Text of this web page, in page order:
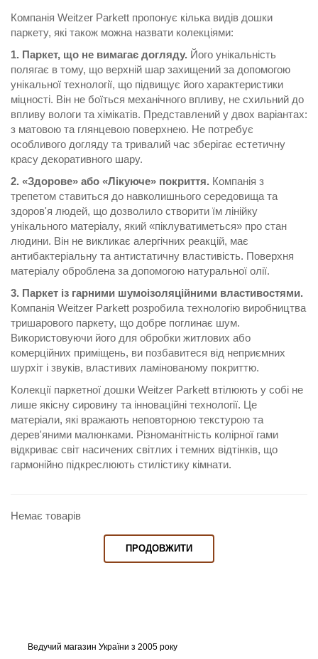
Компанія Weitzer Parkett пропонує кілька видів дошки
паркету, які також можна назвати колекціями:
1. Паркет, що не вимагає догляду. Його унікальність
полягає в тому, що верхній шар захищений за допомогою
унікальної технології, що підвищує його характеристики
міцності. Він не боїться механічного впливу, не схильний до
впливу вологи та хімікатів. Представлений у двох варіантах:
з матовою та глянцевою поверхнею. Не потребує
особливого догляду та тривалий час зберігає естетичну
красу декоративного шару.
2. «Здорове» або «Лікуюче» покриття. Компанія з
трепетом ставиться до навколишнього середовища та
здоров'я людей, що дозволило створити їм лінійку
унікального матеріалу, який «піклуватиметься» про стан
людини. Він не викликає алергічних реакцій, має
антибактеріальну та антистатичну властивість. Поверхня
матеріалу оброблена за допомогою натуральної олії.
3. Паркет із гарними шумоізоляційними властивостями.
Компанія Weitzer Parkett розробила технологію виробництва
тришарового паркету, що добре поглинає шум.
Використовуючи його для обробки житлових або
комерційних приміщень, ви позбавитеся від неприємних
шурхіт і звуків, властивих ламінованому покриттю.
Колекції паркетної дошки Weitzer Parkett втілюють у собі не
лише якісну сировину та інноваційні технології. Це
матеріали, які вражають неповторною текстурою та
дерев'яними малюнками. Різноманітність колірної гами
відкриває світ насичених світлих і темних відтінків, що
гармонійно підкреслюють стилістику кімнати.
Немає товарів
ПРОДОВЖИТИ
Ведучий магазин України з 2005 року